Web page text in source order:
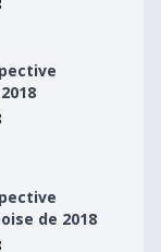
de 2018